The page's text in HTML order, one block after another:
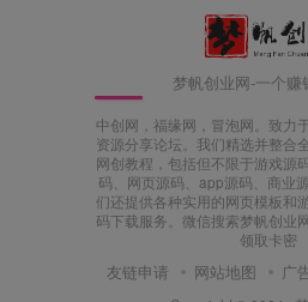
梦帆创业网-一个赚
中创网，福缘网，冒泡网。致力
资源分享论坛。我们精选并整合
网创教程，包括但不限于游戏源
码、网页源码、app源码、商业
们还提供各种实用的网页模板和
码下载服务。微信搜索梦帆创业
领取卡密
友链申请 网站地图 广